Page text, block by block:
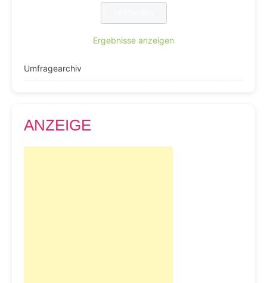
Ergebnisse anzeigen
Umfragearchiv
ANZEIGE